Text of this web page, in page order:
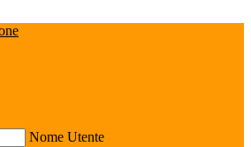
Nome Utente